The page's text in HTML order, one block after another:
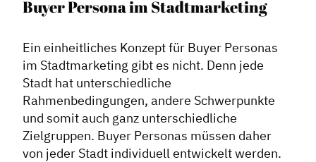
Buyer Persona im Stadtmarketing
Ein einheitliches Konzept für Buyer Personas
im Stadtmarketing gibt es nicht. Denn jede
Stadt hat unterschiedliche
Rahmenbedingungen, andere Schwerpunkte
und somit auch ganz unterschiedliche
Zielgruppen. Buyer Personas müssen daher
von jeder Stadt individuell entwickelt werden.